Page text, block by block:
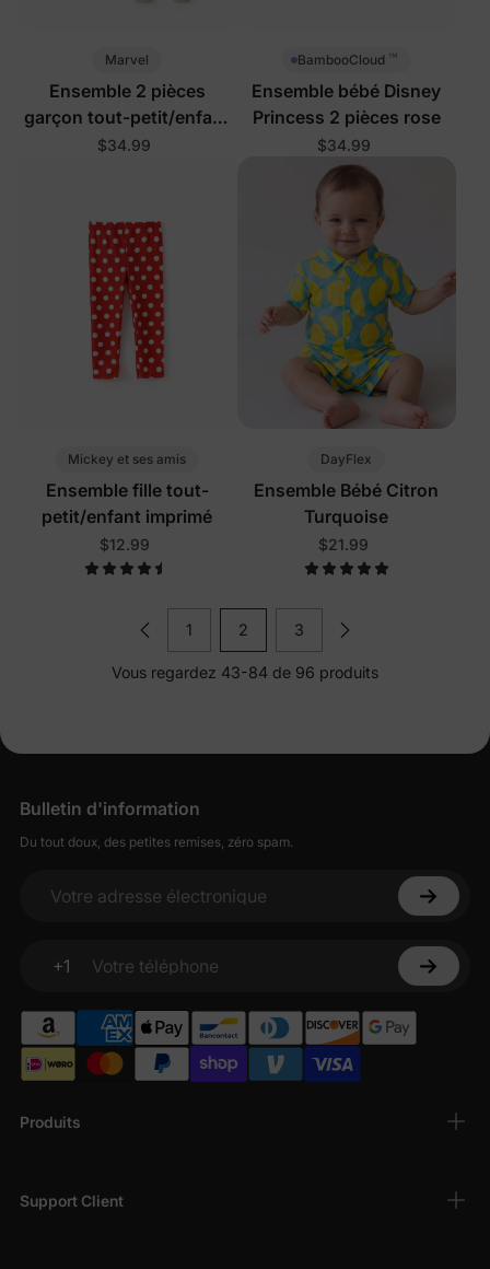
Marvel
Ensemble 2 pièces
garçon tout-petit/enfant
gris
$34.99
BambooCloud ™
Ensemble bébé Disney
Princess 2 pièces rose
$34.99
Mickey et ses amis
Ensemble fille tout-
petit/enfant imprimé
$12.99
DayFlex
Ensemble Bébé Citron
Turquoise
$21.99
1 2 3
Vous regardez 43-84 de 96 produits
Produits
Support Client
Bulletin d'information
Du tout doux, des petites remises, zéro spam.
Votre adresse électronique
+1
Votre téléphone